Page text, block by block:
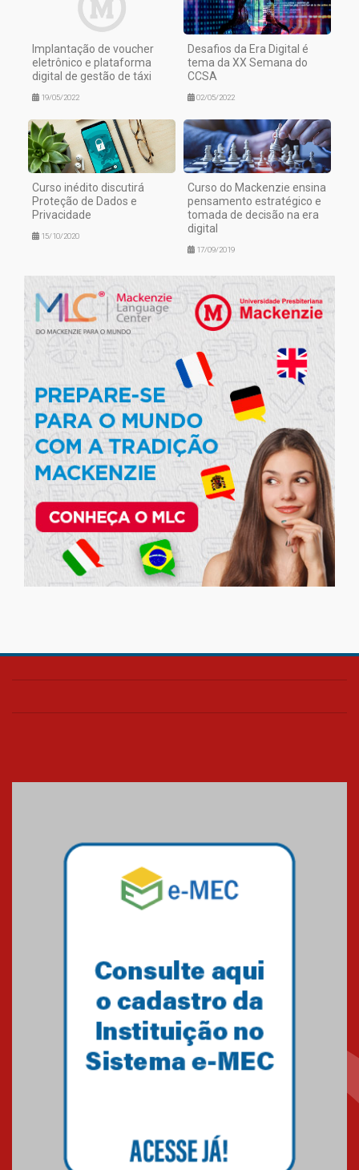
Implantação de voucher
eletrônico e plataforma
digital de gestão de táxi
19/05/2022
Desafios da Era Digital é
tema da XX Semana do
CCSA
02/05/2022
Curso inédito discutirá
Proteção de Dados e
Privacidade
15/10/2020
Curso do Mackenzie ensina
pensamento estratégico e
tomada de decisão na era
digital
17/09/2019